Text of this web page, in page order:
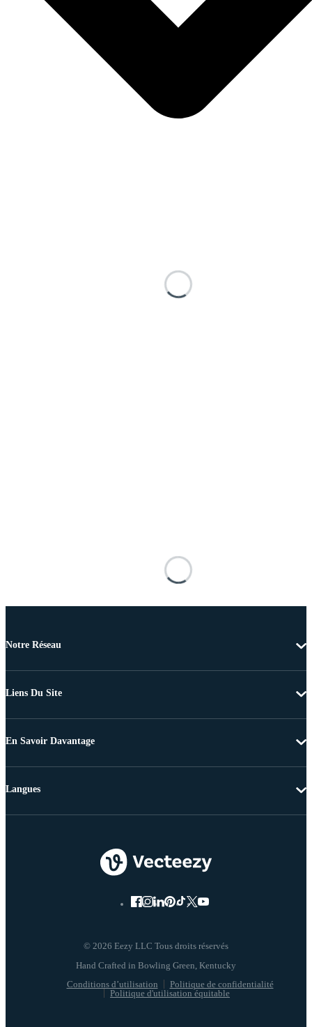
Notre Réseau
Liens Du Site
En Savoir Davantage
© 2026 Eezy LLC Tous droits réservés
Conditions d’utilisation
Politique de confidentialité
Politique d'utilisation équitable
Langues